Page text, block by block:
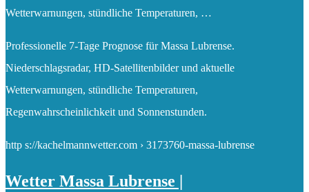
Wetterwarnungen, stündliche Temperaturen, …
Professionelle 7-Tage Prognose für Massa Lubrense.
Niederschlagsradar, HD-Satellitenbilder und aktuelle
Wetterwarnungen, stündliche Temperaturen,
Regenwahrscheinlichkeit und Sonnenstunden.
http s://kachelmannwetter.com › 3173760-massa-lubrense
Wetter Massa Lubrense |